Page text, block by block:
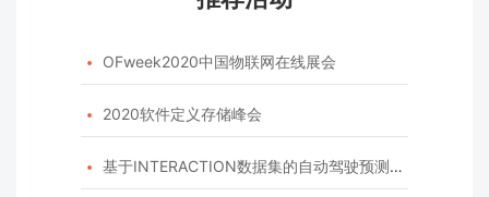
 OFweek2020中国物联网在线展会
 2020软件定义存储峰会
 基于INTERACTION数据集的自动驾驶预测模型挑战赛